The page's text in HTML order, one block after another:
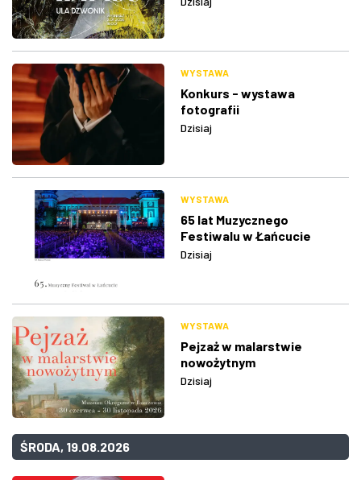
WYSTAWA
Konkurs - wystawa
fotografii
Dzisiaj
WYSTAWA
65 lat Muzycznego
Festiwalu w Łańcucie
Dzisiaj
WYSTAWA
Pejzaż w malarstwie
nowożytnym
Dzisiaj
ŚRODA, 19.08.2026